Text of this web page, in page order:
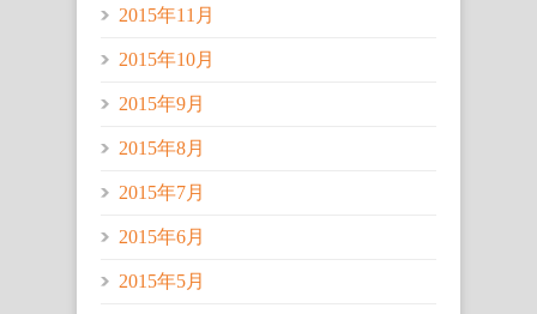
2015年11月
2015年10月
2015年9月
2015年8月
2015年7月
2015年6月
2015年5月